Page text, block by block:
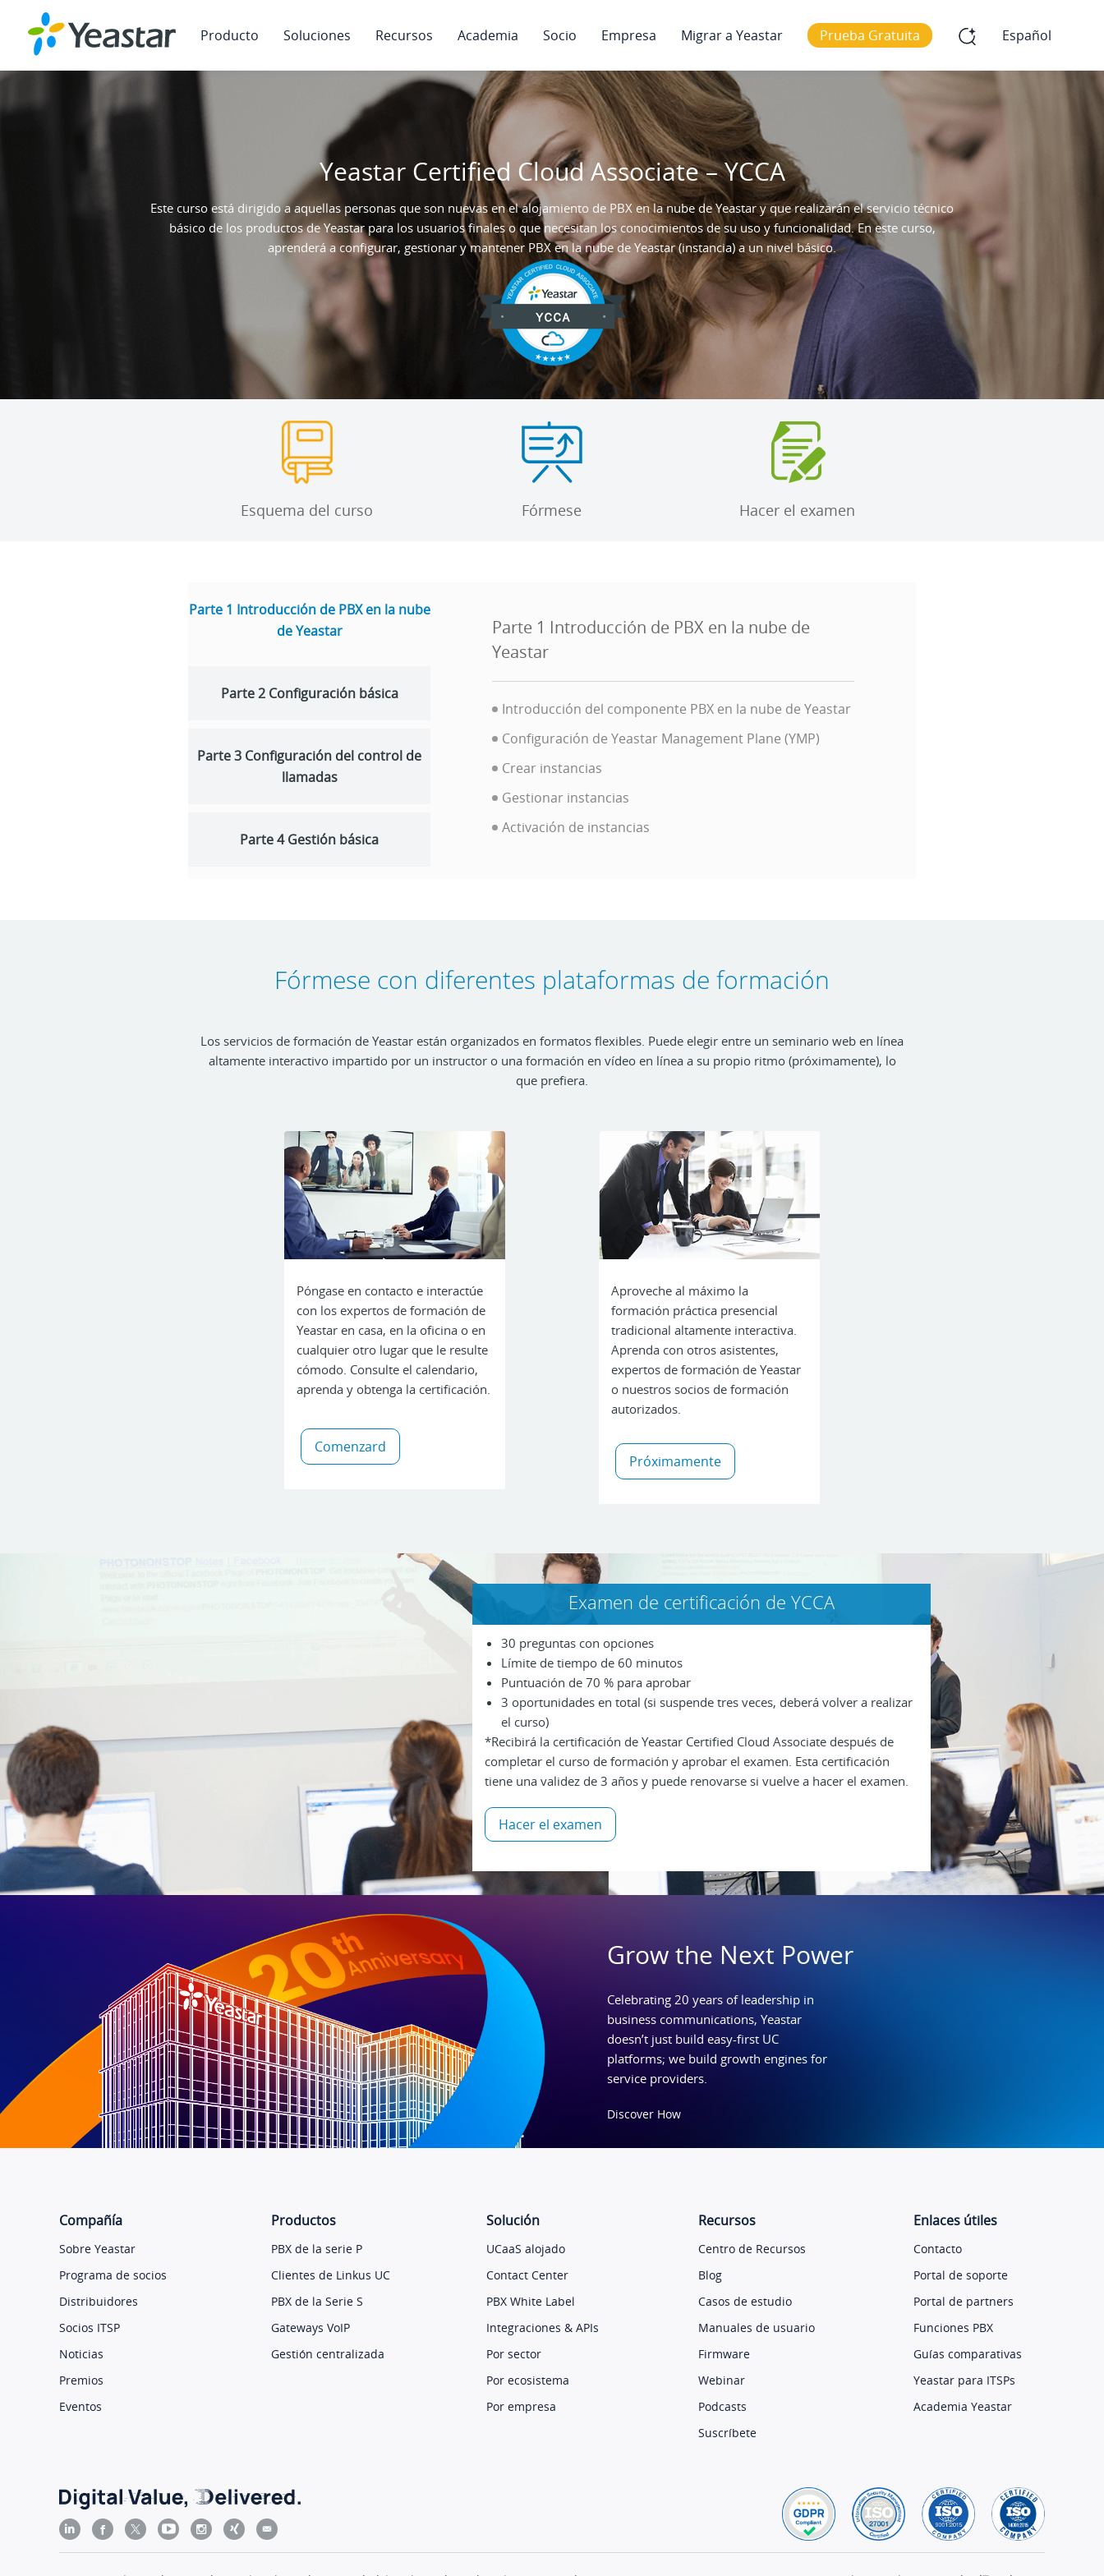
Producto Soluciones Recursos Academia Socio Empresa Migrar a Yeastar Prueba Gratuita Español
Yeastar Certified Cloud Associate – YCCA
Este curso está dirigido a aquellas personas que son nuevas en el alojamiento de PBX en la nube de Yeastar y que realizarán el servicio técnico
básico de los productos de Yeastar para los usuarios finales o que necesitan los conocimientos de su uso y funcionalidad. En este curso,
aprenderá a configurar, gestionar y mantener PBX en la nube de Yeastar (instancia) a un nivel básico.
Esquema del curso Fórmese Hacer el examen
Parte 1 Introducción de PBX en la nube
de Yeastar
Parte 2 Configuración básica
Parte 3 Configuración del control de
llamadas
Parte 4 Gestión básica
Parte 1 Introducción de PBX en la nube de
Yeastar
Introducción del componente PBX en la nube de Yeastar
Configuración de Yeastar Management Plane (YMP)
Crear instancias
Gestionar instancias
Activación de instancias
Fórmese con diferentes plataformas de formación
Los servicios de formación de Yeastar están organizados en formatos flexibles. Puede elegir entre un seminario web en línea
altamente interactivo impartido por un instructor o una formación en vídeo en línea a su propio ritmo (próximamente), lo
que prefiera.
Póngase en contacto e interactúe
con los expertos de formación de
Yeastar en casa, en la oficina o en
cualquier otro lugar que le resulte
cómodo. Consulte el calendario,
aprenda y obtenga la certificación.
Comenzard
Aproveche al máximo la
formación práctica presencial
tradicional altamente interactiva.
Aprenda con otros asistentes,
expertos de formación de Yeastar
o nuestros socios de formación
autorizados.
Próximamente
Examen de certificación de YCCA
30 preguntas con opciones
Límite de tiempo de 60 minutos
Puntuación de 70 % para aprobar
3 oportunidades en total (si suspende tres veces, deberá volver a realizar
el curso)
*Recibirá la certificación de Yeastar Certified Cloud Associate después de
completar el curso de formación y aprobar el examen. Esta certificación
tiene una validez de 3 años y puede renovarse si vuelve a hacer el examen.
Hacer el examen
Grow the Next Power
Celebrating 20 years of leadership in
business communications, Yeastar
doesn’t just build easy-first UC
platforms; we build growth engines for
service providers.
Discover How
Compañía
Sobre Yeastar
Programa de socios
Distribuidores
Socios ITSP
Noticias
Premios
Eventos
Productos
PBX de la serie P
Clientes de Linkus UC
PBX de la Serie S
Gateways VoIP
Gestión centralizada
Solución
UCaaS alojado
Contact Center
PBX White Label
Integraciones & APIs
Por sector
Por ecosistema
Por empresa
Recursos
Centro de Recursos
Blog
Casos de estudio
Manuales de usuario
Firmware
Webinar
Podcasts
Suscríbete
Enlaces útiles
Contacto
Portal de soporte
Portal de partners
Funciones PBX
Guías comparativas
Yeastar para ITSPs
Academia Yeastar